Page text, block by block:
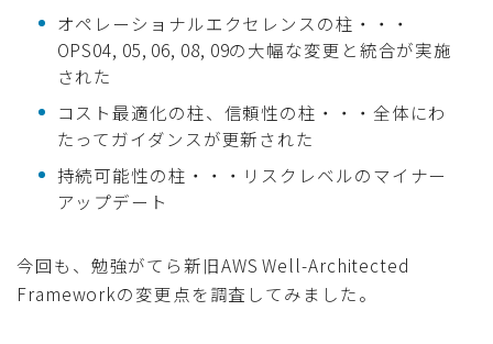
オペレーショナルエクセレンスの柱・・・
OPS04, 05, 06, 08, 09の大幅な変更と統合が実施
された
コスト最適化の柱、信頼性の柱・・・全体にわ
たってガイダンスが更新された
持続可能性の柱・・・リスクレベルのマイナー
アップデート
今回も、勉強がてら新旧AWS Well-Architected
Frameworkの変更点を調査してみました。